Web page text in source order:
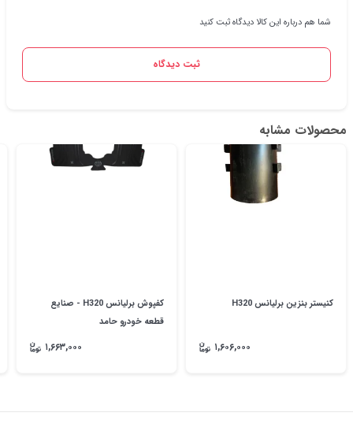
شما هم درباره این کالا دیدگاه ثبت کنید
ثبت دیدگاه
محصولات مشابه
کنیستر بنزین برلیانس H320
۱,۶۰۶,۰۰۰
کفپوش برلیانس H320 - صنایع
قطعه خودرو حامد
۱,۶۶۳,۰۰۰